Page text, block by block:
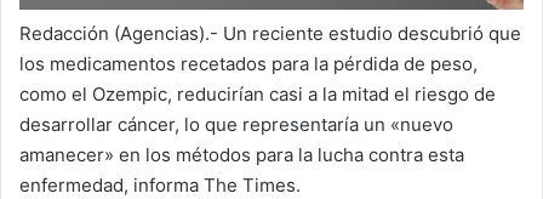
Redacción (Agencias).- Un reciente estudio descubrió que
los medicamentos recetados para la pérdida de peso,
como el Ozempic, reducirían casi a la mitad el riesgo de
desarrollar cáncer, lo que representaría un «nuevo
amanecer» en los métodos para la lucha contra esta
enfermedad, informa The Times.